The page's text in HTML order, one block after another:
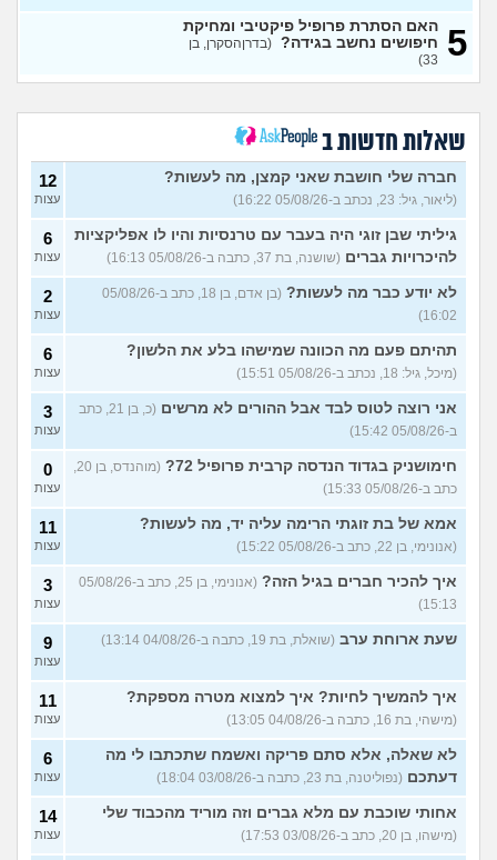
איך להתגבר על רצון לקשר
לפני הזמן?
(אנונימית, בת 21)
הבילויים, זה מוריד לכם?
(לחם ושעשועים, בן 36)
13
כשרבתי עם בת הזוג שלי,
דחפתי אותה מתוך כעס. איך
להתמודד?
(אלכס, שם בדוי, בן
40)
13
עצות
איך להסביר לה שאני רוצה
להיפרד?
(עידן, בן 27)
20
עצות
בעיות ביני לבית הזוג, מה
לעשות?
6
עצות
לא משלמת בדייטים
(אלי, בן
29)
9
עצות
יוצאת איתו היום לדייט ראשון 3
עצות
בטיילת או מועדון?
(רואי, בן
26)
8
עצות
לוקח אותי לדייטים גרועים
האם להמשיך?
(נטע, בת 21)
17
עצות
עוד שאלות חדשות במדור
5 האם הסתרת פרופיל פיקטיבי ומחיקת
חיפושים נחשב בגידה? (בדרןהסקרן, בן
33)
שאלות חדשות ב
חברה שלי חושבת שאני קמצן, מה לעשות?
(ליאור, גיל: 23, נכתב ב-05/08/26 16:22)
12
עצות
גיליתי שבן זוגי היה בעבר עם טרנסיות והיו לו אפליקציות
להיכרויות גברים (שושנה, בת 37, כתבה ב-05/08/26 16:13)
6
עצות
לא יודע כבר מה לעשות?
(בן אדם, בן 18, כתב ב-05/08/26
16:02)
2
עצות
תהיתם פעם מה הכוונה שמישהו בלע את הלשון?
(מיכל, גיל: 18, נכתב ב-05/08/26 15:51)
6
עצות
אני רוצה לטוס לבד אבל ההורים לא מרשים
(כ, בן 21, כתב
ב-05/08/26 15:42)
3
עצות
חימושניק בגדוד הנדסה קרבית פרופיל 72?
כתב ב-05/08/26 15:33)
0
עצות
אמא של בת זוגתי הרימה עליה יד, מה לעשות?
(אנונימי, בן 22, כתב ב-05/08/26 15:22)
11
עצות
איך להכיר חברים בגיל הזה?
(אנונימי, בן 25, כתב ב-05/08/26
15:13)
3
עצות
שעת ארוחת ערב (שואלת, בת 19, כתבה ב-04/08/26 13:14) 9
עצות
איך להמשיך לחיות? איך למצוא מטרה מספקת?
(מישהי, בת 16, כתבה ב-04/08/26 13:05)
11
עצות
לא שאלה, אלא סתם פריקה ואשמח שתכתבו לי מה
דעתכם (נפוליטנה, בת 23, כתבה ב-03/08/26 18:04)
6
עצות
אחותי שוכבת עם מלא גברים וזה מוריד מהכבוד שלי
(מישהו, בן 20, כתב ב-03/08/26 17:53)
14
עצות